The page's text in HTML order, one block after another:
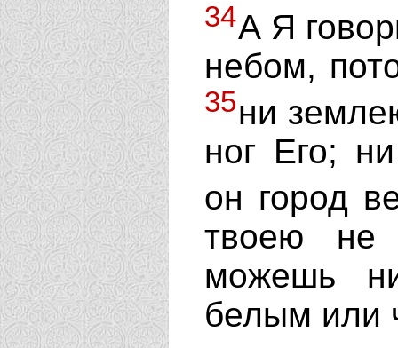
34А Я
небом,
35ни
ног Его;
он город
твоею не
можешь
белым или